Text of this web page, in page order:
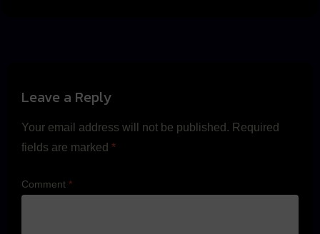
Leave a Reply
Your email address will not be published. Required
fields are marked *
Comment *